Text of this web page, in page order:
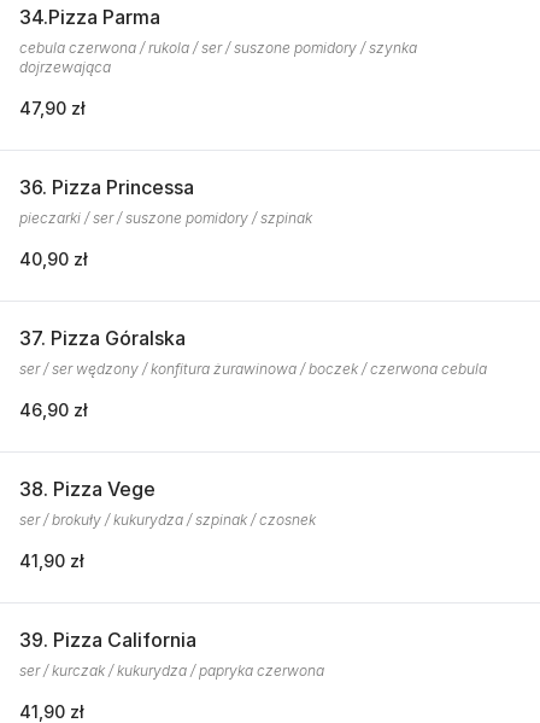
34.Pizza Parma
cebula czerwona / rukola / ser / suszone pomidory / szynka
dojrzewająca
47,90 zł
36. Pizza Princessa
pieczarki / ser / suszone pomidory / szpinak
40,90 zł
37. Pizza Góralska
ser / ser wędzony / konfitura żurawinowa / boczek / czerwona cebula
46,90 zł
38. Pizza Vege
ser / brokuły / kukurydza / szpinak / czosnek
41,90 zł
39. Pizza California
ser / kurczak / kukurydza / papryka czerwona
41,90 zł